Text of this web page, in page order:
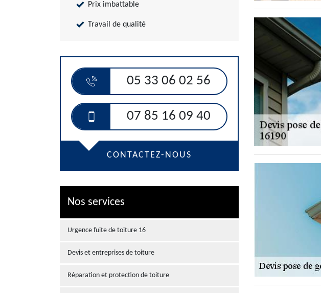
Prix imbattable
Travail de qualité
05 33 06 02 56
07 85 16 09 40
CONTACTEZ-NOUS
Nos services
Urgence fuite de toiture 16
Devis et entreprises de toiture
Réparation et protection de toiture